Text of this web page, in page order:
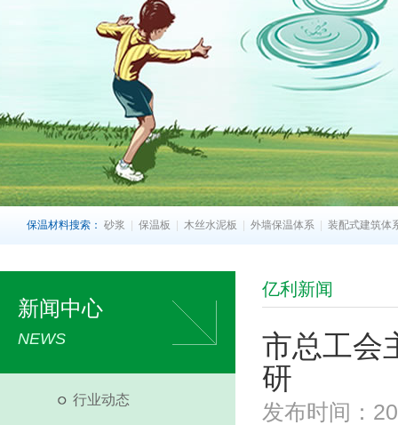
保温材料搜索： 砂浆 保温板 木丝水泥板 外墙保温体系 装配式建筑体
新闻中心
NEWS
行业动态
亿利新闻
市总工会
研
发布时间：